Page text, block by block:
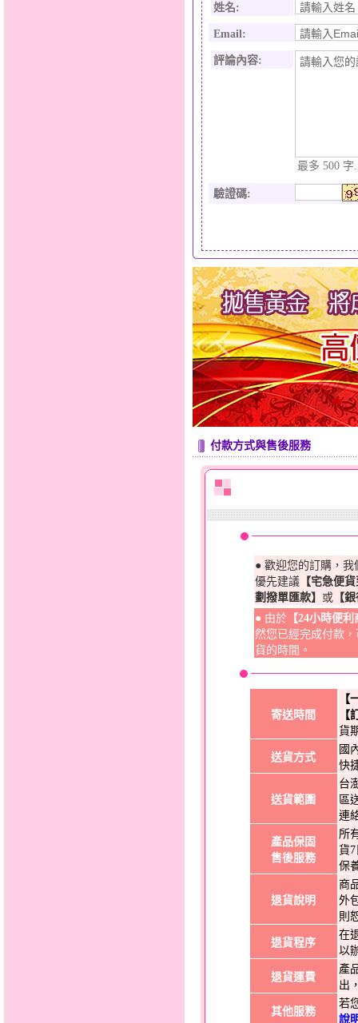
姓名:
Email:
評論內容:
最多 500 字.
驗證碼:
付款方式與售後服務
● 歡迎您的訂購，
優先建議 【宅急便
劃撥單匯款】 或 【
● 由於 【24小時便
然您已經完成付款
貨的時間。
寄送時間
【
【
貨
送貨方式
國
快
送貨範圍
台
區
連
產品保固
售後服務
所
貨
保
退貨說明
商
外
則
退貨程序
在
以
退貨運費
產
出
其他服務
若
說